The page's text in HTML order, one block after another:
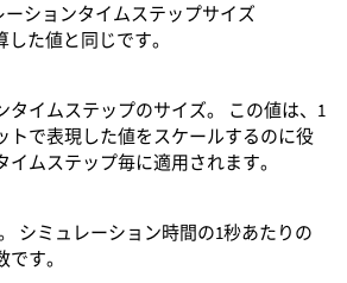
ーションタイムステップサイズ
した値と同じです。
タイムステップのサイズ。 この値は、1
トで表現した値をスケールするのに役
イムステップ毎に適用されます。
シミュレーション時間の1秒あたりの
す。